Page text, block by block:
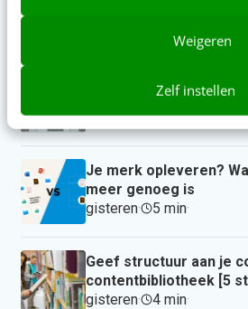
Weigeren
Zelf instellen
Actueel
betere marketeer
09:00· 3 min·
Je merk opleveren?
meer genoeg is
gisteren· 5 min·
Geef structuur aan je
contentbibliotheek [5
gisteren· 4 min·